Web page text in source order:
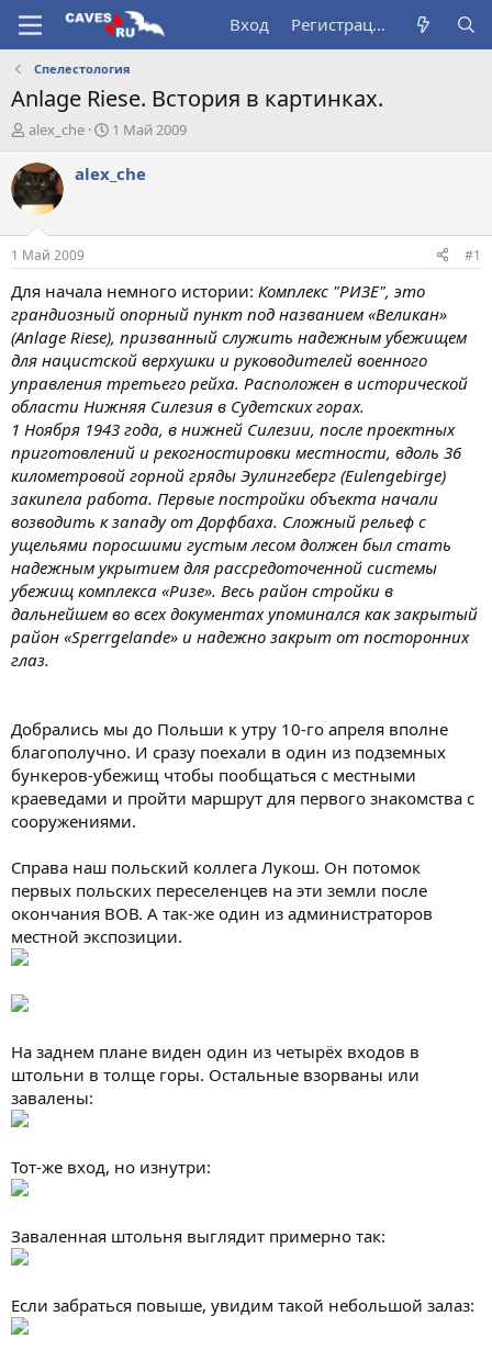
Вход Регистрация
Спелестология
Anlage Riese. Bстория в картинках.
А
т
о
р
т
е
м
ы
alex_che
Д
а
а
л
а
1 Май 2009
alex_che
1 Май 2009 #1
Для начала немного истории: Комплекс "РИЗЕ", это
грандиозный опорный пункт под названием «Великан»
(Anlage Riese), призванный служить надежным убежищем
для нацистской верхушки и руководителей военного
управления третьего рейха. Расположен в исторической
области Нижняя Силезия в Судетских горах.
1 Ноября 1943 года, в нижней Силезии, после проектных
приготовлений и рекогностировки местности, вдоль 36
километровой горной гряды Эулингеберг (Eulengebirge)
закипела работа. Первые постройки объекта начали
возводить к западу от Дорфбаха. Сложный рельеф с
ущельями поросшими густым лесом должен был стать
надежным укрытием для рассредоточенной системы
убежищ комплекса «Ризе». Весь район стройки в
дальнейшем во всех документах упоминался как закрытый
район «Sperrgelande» и надежно закрыт от посторонних
глаз.
Добрались мы до Польши к утру 10-го апреля вполне
благополучно. И сразу поехали в один из подземных
бункеров-убежищ чтобы пообщаться с местными
краеведами и пройти маршрут для первого знакомства с
сооружениями.
Справа наш польский коллега Лукош. Он потомок
первых польских переселенцев на эти земли после
окончания ВОВ. А так-же один из администраторов
местной экспозиции.
На заднем плане виден один из четырёх входов в
штольни в толще горы. Остальные взорваны или
завалены:
Тот-же вход, но изнутри:
Заваленная штольня выглядит примерно так:
Если забраться повыше, увидим такой небольшой залаз: